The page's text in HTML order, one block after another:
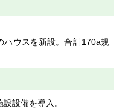
ハウスを新設。合計170a規
設備を導入。